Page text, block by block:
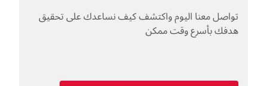
تواصل معنا اليوم واكتشف كيف نساعدك على تحقيق
هدفك بأسرع وقت ممكن